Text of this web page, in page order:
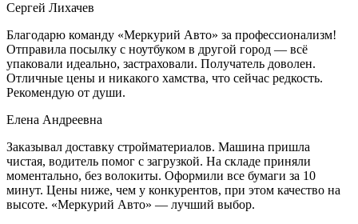
Сергей Лихачев
Благодарю команду «Меркурий Авто» за профессионализм!
Отправила посылку с ноутбуком в другой город — всё
упаковали идеально, застраховали. Получатель доволен.
Отличные цены и никакого хамства, что сейчас редкость.
Рекомендую от души.
Елена Андреевна
Заказывал доставку стройматериалов. Машина пришла
чистая, водитель помог с загрузкой. На складе приняли
моментально, без волокиты. Оформили все бумаги за 10
минут. Цены ниже, чем у конкурентов, при этом качество на
высоте. «Меркурий Авто» — лучший выбор.